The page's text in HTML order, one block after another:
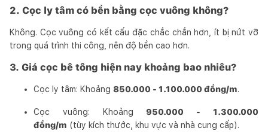
2. Cọc ly tâm có bền bằng cọc vuông không?
Không. Cọc vuông có kết cấu đặc chắc chắn hơn, ít bị nứt vỡ
trong quá trình thi công, nên độ bền cao hơn.
3. Giá cọc bê tông hiện nay khoảng bao nhiêu?
Cọc ly tâm: Khoảng 850.000 - 1.100.000 đồng/m.
Cọc vuông: Khoảng 950.000 - 1.300.000
đồng/m (tùy kích thước, khu vực và nhà cung cấp).